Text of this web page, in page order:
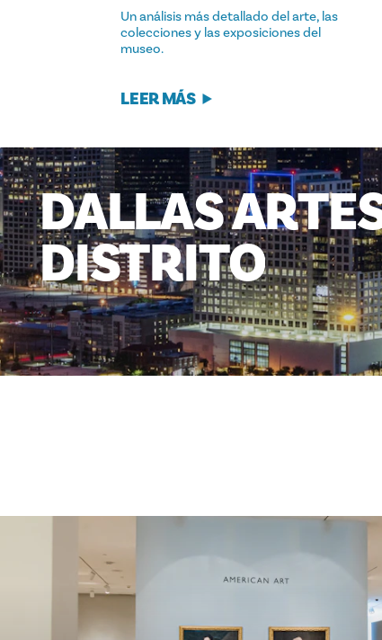
Un análisis más detallado del arte, las
colecciones y las exposiciones del
museo.
LEER MÁS
DALLAS
DISTRITO